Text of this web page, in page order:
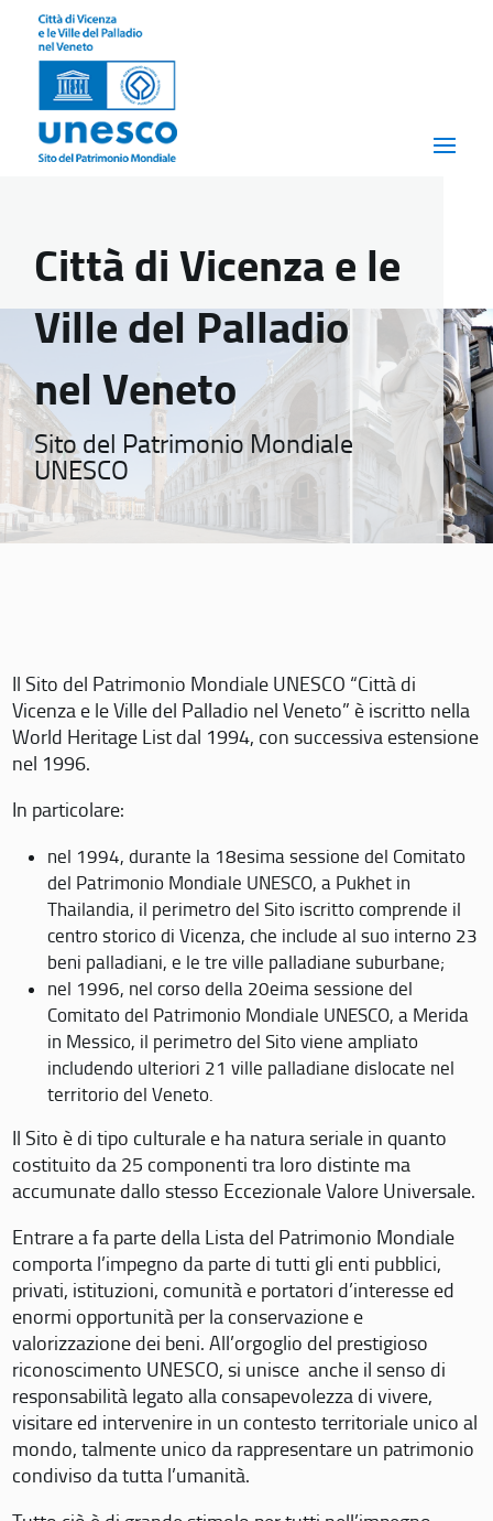
Città di Vicenza e le
Ville del Palladio
nel Veneto
Sito del Patrimonio Mondiale
UNESCO
Il Sito del Patrimonio Mondiale UNESCO “Città di
Vicenza e le Ville del Palladio nel Veneto” è iscritto nella
World Heritage List dal 1994, con successiva estensione
nel 1996.
In particolare:
nel 1994, durante la 18esima sessione del Comitato
del Patrimonio Mondiale UNESCO, a Pukhet in
Thailandia, il perimetro del Sito iscritto comprende il
centro storico di Vicenza, che include al suo interno 23
beni palladiani, e le tre ville palladiane suburbane;
nel 1996, nel corso della 20eima sessione del
Comitato del Patrimonio Mondiale UNESCO, a Merida
in Messico, il perimetro del Sito viene ampliato
includendo ulteriori 21 ville palladiane dislocate nel
territorio del Veneto.
Il Sito è di tipo culturale e ha natura seriale in quanto
costituito da 25 componenti tra loro distinte ma
accumunate dallo stesso Eccezionale Valore Universale.
Entrare a fa parte della Lista del Patrimonio Mondiale
comporta l’impegno da parte di tutti gli enti pubblici,
privati, istituzioni, comunità e portatori d’interesse ed
enormi opportunità per la conservazione e
valorizzazione dei beni. All’orgoglio del prestigioso
riconoscimento UNESCO, si unisce anche il senso di
responsabilità legato alla consapevolezza di vivere,
visitare ed intervenire in un contesto territoriale unico al
mondo, talmente unico da rappresentare un patrimonio
condiviso da tutta l’umanità.